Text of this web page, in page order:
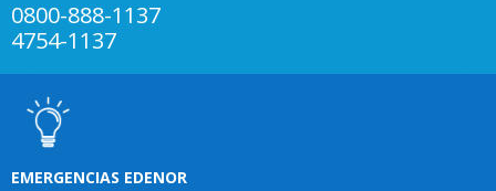
0800-888-1137
4754-1137
EMERGENCIAS EDENOR